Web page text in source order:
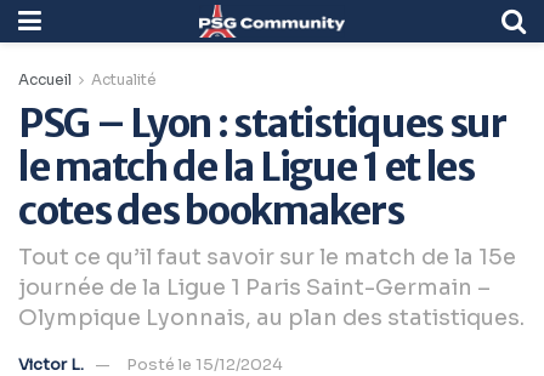
Accueil Actualité
PSG – Lyon : statistiques sur
le match de la Ligue 1 et les
cotes des bookmakers
Tout ce qu’il faut savoir sur le match de la 15e
journée de la Ligue 1 Paris Saint-Germain –
Olympique Lyonnais, au plan des statistiques.
Victor L. Posté le 15/12/2024